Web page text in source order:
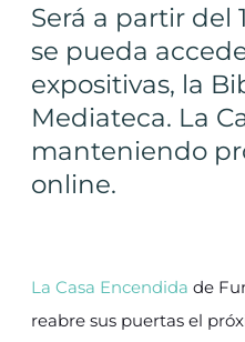
Será a partir del
se pueda
expositivas, la
Mediateca. La
manteniendo
online.
La Casa Encendida de
reabre sus puertas el